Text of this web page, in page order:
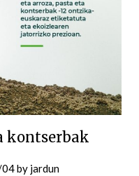
kontserbak
by jardun